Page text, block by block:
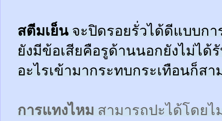
สตีมเย็นจะปิดรอยรั่วได้ดีแบบก
ยังมีข้อเสียคือรูด้านนอกยังไม่ได้
อะไรเข้ามากระทบกระเทือนก็ส
การแทงไหม สามารถปะได้โดยไ